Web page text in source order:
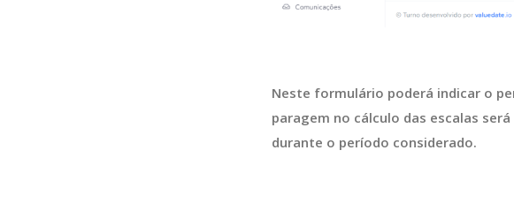
Neste formulário poderá indicar o
paragem no cálculo das escalas
durante o período considerado.